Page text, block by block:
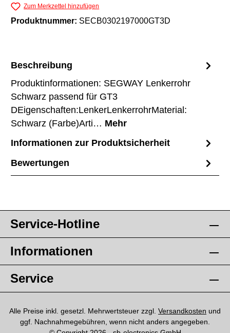
Zum Merkzettel hinzufügen
Produktnummer: SECB0302197000GT3D
Beschreibung
Produktinformationen: SEGWAY Lenkerrohr
Schwarz passend für GT3
DEigenschaften:LenkerLenkerrohrMaterial:
Schwarz (Farbe)Arti… Mehr
Informationen zur Produktsicherheit
Bewertungen
Service-Hotline
Informationen
Service
Alle Preise inkl. gesetzl. Mehrwertsteuer zzgl. Versandkosten und
ggf. Nachnahmegebühren, wenn nicht anders angegeben.